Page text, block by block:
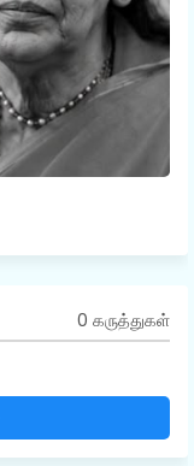
0 கருத்துகள்